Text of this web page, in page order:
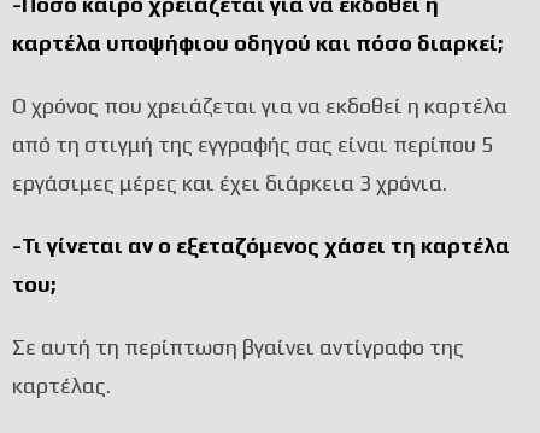
καρτέλα υποψήφιου οδηγού και πόσο διαρκεί;
Ο χρόνος που χρειάζεται για να εκδοθεί η καρτέλα
από τη στιγμή της εγγραφής σας είναι περίπου 5
εργάσιμες μέρες και έχει διάρκεια 3 χρόνια.
-Τι γίνεται αν ο εξεταζόμενος χάσει τη καρτέλα
του;
Σε αυτή τη περίπτωση βγαίνει αντίγραφο της
καρτέλας.